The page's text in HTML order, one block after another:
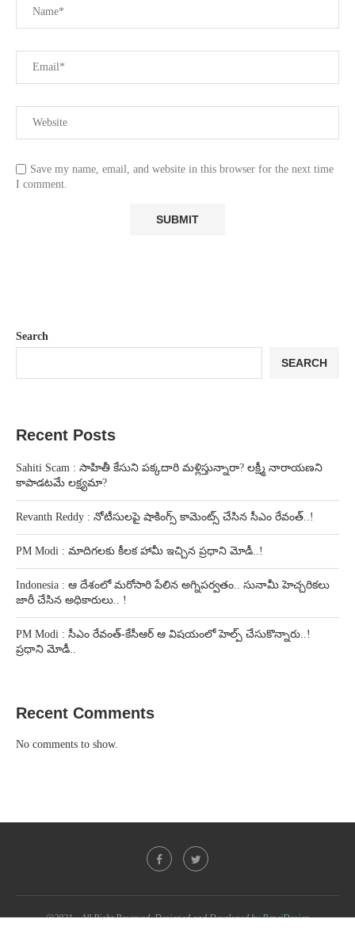
Save my name, email, and website in this browser for the next time
I comment.
Search
SEARCH
Recent Posts
Sahiti Scam : సాహితీ కేసుని పక్కదారి మళ్లిస్తున్నారా? లక్ష్మీ నారాయణని
కాపాడటమే లక్ష్యమా?
Revanth Reddy : నోటీసులపై షాకింగ్స్ కామెంట్స్ చేసిన సీఎం రేవంత్..!
PM Modi : మాదిగలకు కీలక హామీ ఇచ్చిన ప్రధాని మోడీ..!
Indonesia : ఆ దేశంలో మరోసారి పేలిన అగ్నిపర్వతం.. సునామీ హెచ్చరికలు
జారీ చేసిన అధికారులు.. !
PM Modi : సీఎం రేవంత్-కేసీఆర్ ఆ విషయంలో హెల్ప్ చేసుకొన్నారు..!
ప్రధాని మోడీ..
Recent Comments
No comments to show.
@2021 - All Right Reserved. Designed and Developed byPenciDesign